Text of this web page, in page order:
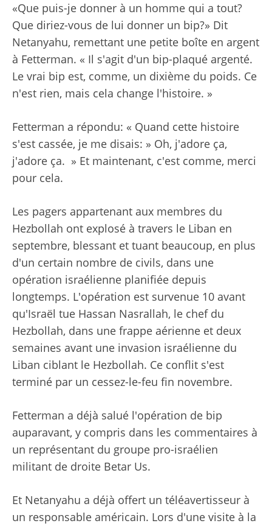
«Que puis-je donner à un homme qui a tout?
Que diriez-vous de lui donner un bip?» Dit
Netanyahu, remettant une petite boîte en argent
à Fetterman. « Il s'agit d'un bip-plaqué argenté.
Le vrai bip est, comme, un dixième du poids. Ce
n'est rien, mais cela change l'histoire. »
Fetterman a répondu: « Quand cette histoire
s'est cassée, je me disais: » Oh, j'adore ça,
j'adore ça. » Et maintenant, c'est comme, merci
pour cela.
Les pagers appartenant aux membres du
Hezbollah ont explosé à travers le Liban en
septembre, blessant et tuant beaucoup, en plus
d'un certain nombre de civils, dans une
opération israélienne planifiée depuis
longtemps. L'opération est survenue 10 avant
qu'Israël tue Hassan Nasrallah, le chef du
Hezbollah, dans une frappe aérienne et deux
semaines avant une invasion israélienne du
Liban ciblant le Hezbollah. Ce conflit s'est
terminé par un cessez-le-feu fin novembre.
Fetterman a déjà salué l'opération de bip
auparavant, y compris dans les commentaires à
un représentant du groupe pro-israélien
militant de droite Betar Us.
Et Netanyahu a déjà offert un téléavertisseur à
un responsable américain. Lors d'une visite à la